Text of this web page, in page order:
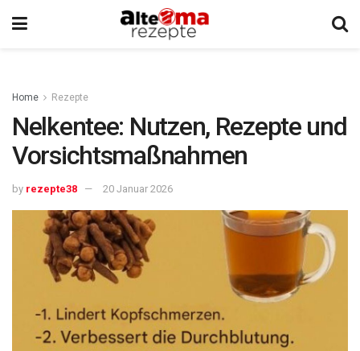
Home Rezepte
Nelkentee: Nutzen, Rezepte und
Vorsichtsmaßnahmen
by rezepte38 20 Januar 2026